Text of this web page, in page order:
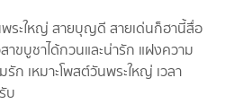
ระใหญ่ สายบุญดี สายเด่นก็ฮานี้สื่อ
ขบูชาได้กวนและน่ารัก แฝงความ
รัก เหมาะโพสต์วันพระใหญ่ เวลา
บ